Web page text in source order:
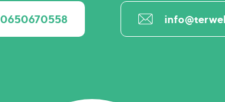
0650670558